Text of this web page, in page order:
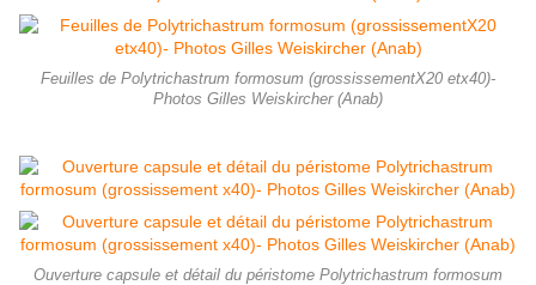
Feuilles de Polytrichastrum formosum (grossissementX20 etx40)-
Photos Gilles Weiskircher (Anab)
Ouverture capsule et détail du péristome Polytrichastrum formosum